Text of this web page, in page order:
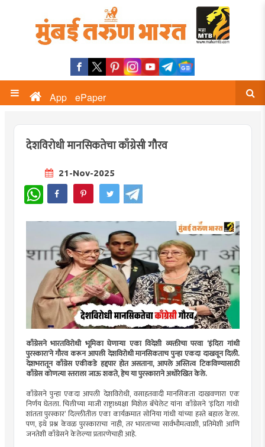
App ePaper
देशविरोधी मानसिकतेचा काँग्रेसी गौरव
21-Nov-2025
WhatsApp
काँग्रेसने भारतविरोधी भूमिका घेणार्‍या एका विदेशी व्यक्तीचा परवा ‘इंदिरा गांधी
पुरस्कारा’ने गौरव करून आपली देशविरोधी मानसिकताच पुन्हा एकदा दाखवून दिली.
देशभरातून काँग्रेस एकीकडे हद्दपार होत असताना, आपले अस्तित्व टिकविण्यासाठी
काँग्रेस कोणत्या स्तराला जाऊ शकते, हेच या पुरस्काराने अधोरेखित केले.
काँग्रेसने पुन्हा एकदा आपली देशविरोधी, वसाहतवादी मानसिकता दाखवणारा एक
निर्णय घेतला. चिलीच्या माजी राष्ट्राध्यक्षा मिशेल बॅचेलेट यांना काँग्रेसने ‘इंदिरा गांधी
शांतता पुरस्कार’ दिल्लीतील एका कार्यक्रमात सोनिया गांधी यांच्या हस्ते बहाल केला.
पण, इथे प्रश्न केवळ पुरस्काराचा नाही, तर भारताच्या सार्वभौमत्वाशी, प्रतिमेशी आणि
जनतेशी काँग्रेसने केलेल्या प्रतारणेचाही आहे.